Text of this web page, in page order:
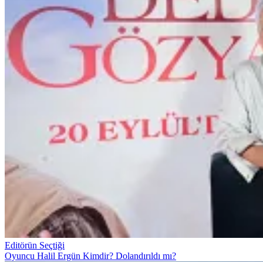
Editörün Seçtiği
Oyuncu Halil Ergün Kimdir? Dolandırıldı mı?